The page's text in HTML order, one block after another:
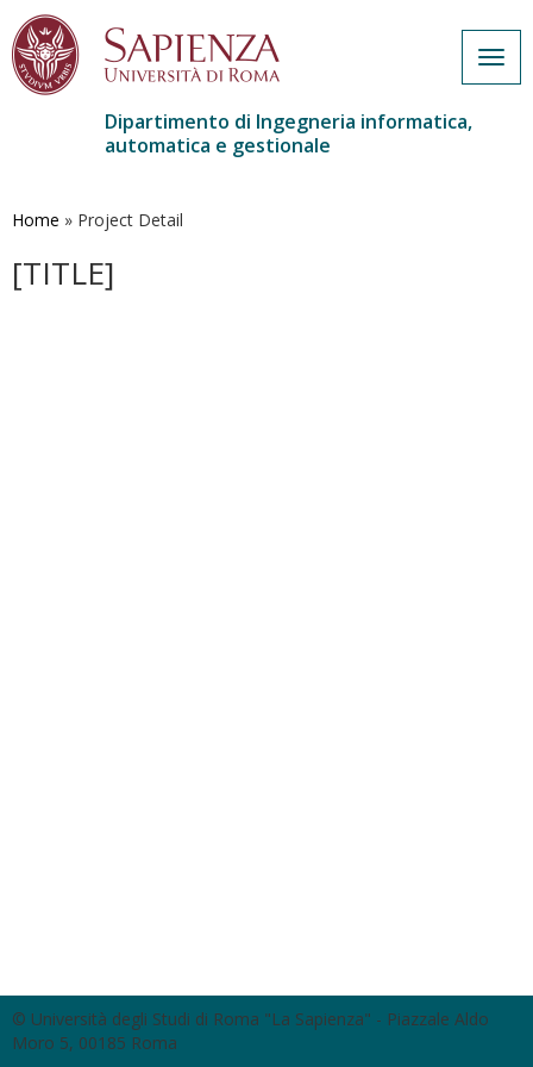
contenuto
Dipartimento di Ingegneria informatica,
automatica e gestionale
Home » Project Detail
[TITLE]
© Università degli Studi di Roma "La Sapienza" - Piazzale Aldo
Moro 5, 00185 Roma